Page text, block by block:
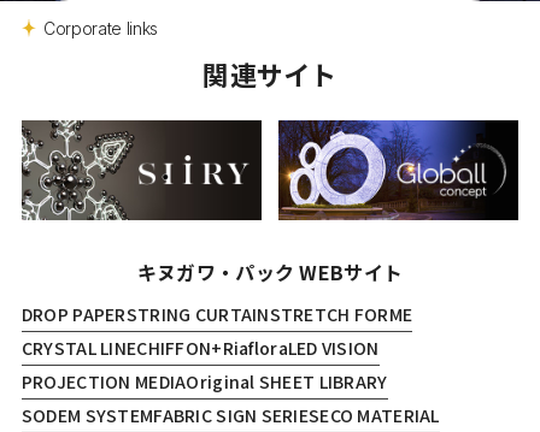
Corporate links
関連サイト
キヌガワ・パック WEBサイト
DROP PAPERSTRING CURTAINSTRETCH FORME
CRYSTAL LINECHIFFON+RiafloraLED VISION
PROJECTION MEDIAOriginal SHEET LIBRARY
SODEM SYSTEMFABRIC SIGN SERIESECO MATERIAL